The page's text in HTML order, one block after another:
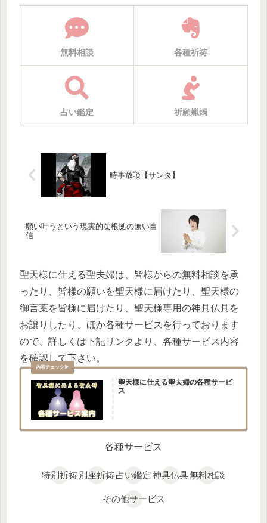
無料相談 各種祈祷
占い鑑定 祈願蝋燭
時事放談【サンタ】
願い叶うという現実的な根拠の無い自
信
聖天様に仕える聖夫婦は、皆様からの無料相談を承
ったり、皆様の願いを聖天様に届けたり、聖天様の
御言葉を皆様に届けたり、聖天様専用の神具仏具を
お譲りしたり、ほか各種サービスを行っております
ので、詳しくは下記リンクより、各種サービス内容
を確認して下さい。
聖天様に仕える聖夫婦の各種サービ
ス
各種サービス
特別祈祷別座祈祷占い鑑定神具仏具無料相談
その他サービス